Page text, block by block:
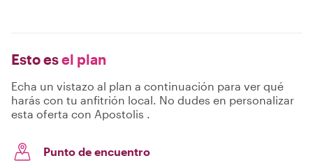
Esto esel plan
Echa un vistazo al plan a continuación para ver qué
harás con tu anfitrión local. No dudes en personalizar
esta oferta con Apostolis .
Punto de encuentro